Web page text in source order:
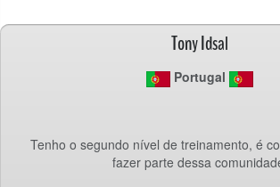
Tony Idsal
Portugal
Tenho o segundo nível de treinamento, é
fazer parte dessa